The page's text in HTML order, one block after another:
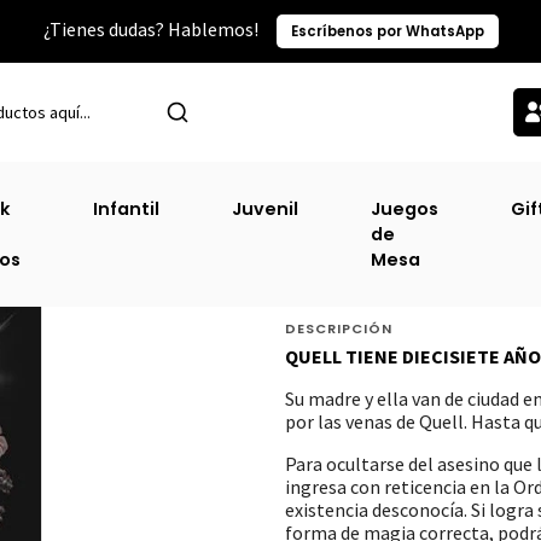
¿Tienes dudas? Hablemos! Escríbenos por WhatsApp
Infantil Juvenil
Juegos
de
Mesa
La Casa
DESCRIPCIÓN
QUELL TIENE DIECISIETE
Su madre y ella van de ciudad
por las venas de Quell. Hasta
Para ocultarse del asesino
ingresa con reticencia en la
existencia desconocía. Si
forma de magia correcta,